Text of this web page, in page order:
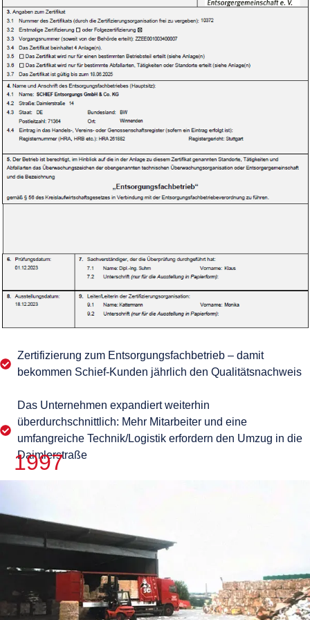
Zertifizierung zum Entsorgungsfachbetrieb – damit
bekommen Schief-Kunden jährlich den Qualitätsnachweis
Das Unternehmen expandiert weiterhin
überdurchschnittlich: Mehr Mitarbeiter und eine
umfangreiche Technik/Logistik erfordern den Umzug in die
Daimlerstraße
1997